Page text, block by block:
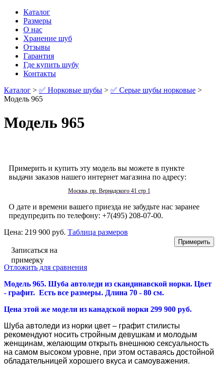
Каталог
Размеры
О нас
Хранение шуб
Отзывы
Гарантия
Где купить шубу
Контакты
Каталог > ✅ Норковые шубы > ✅ Серые шубы норковые >
Модель 965
Модель 965
Примерить и купить эту модель вы можете в пункте
выдачи заказов нашего интернет магазина по адресу:
Москва, пр. Вернадского 41 стр 1
О дате и времени вашего приезда не забудьте нас заранее
предупредить по телефону: +7(495) 208-07-00.
Цена: 219 900 руб. Таблица размеров
Записаться на
примерку
Отложить для сравнения
Модель 965. Шуба автоледи из скандинавской норки. Цвет
- графит. Есть все размеры. Длина 70 - 80 см.
Цена этой же модели из канадской норки 299 900 руб.
Шуба автоледи из норки цвет – графит стилисты
рекомендуют носить стройным девушкам и молодым
женщинам, желающим открыть внешнюю сексуальность
на самом высоком уровне, при этом оставаясь достойной
обладательницей хорошего вкуса и самоуважения.